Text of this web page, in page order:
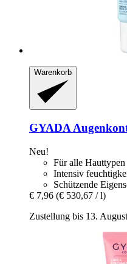
Warenkorb
GYADA
Neu!
Für alle Hauttypen
Intensiv
Schützende
€ 7,96 (€ 530,67 / l)
Zustellung bis 13. August